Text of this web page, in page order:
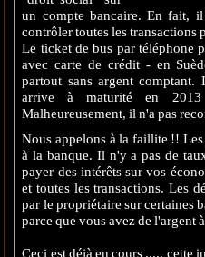
un compte bancaire. En fait,
contrôler toutes les transactions
Le ticket de bus par téléphone
avec carte de crédit - en
partout sans argent
arrive à maturité en
Malheureusement, il n'a pas
Nous appelons à la faillite !!
à la banque. Il n'y a pas de
payer des intérêts sur vos
et toutes les transactions. Les
par le propriétaire sur certaines
parce que vous avez de l'argent
Ceci est déjà en cours ..... cette